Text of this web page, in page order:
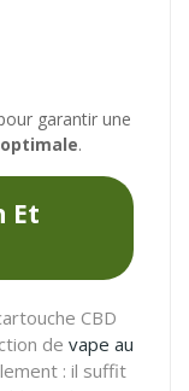
garantir une
.
Et
CBD
de vape au
: il suffit